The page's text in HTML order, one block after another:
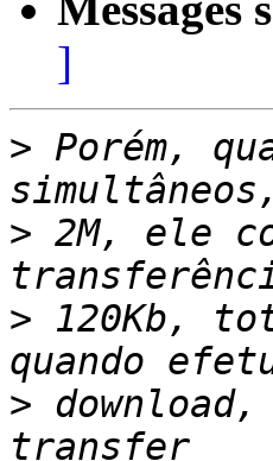
]
> Porém,
> 2M, ele
> 120Kb,
>